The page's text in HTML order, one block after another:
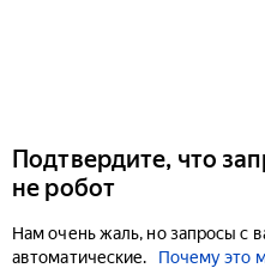
Подтвердите, что
не робот
Нам очень жаль, но запросы с
автоматические.
Почему это